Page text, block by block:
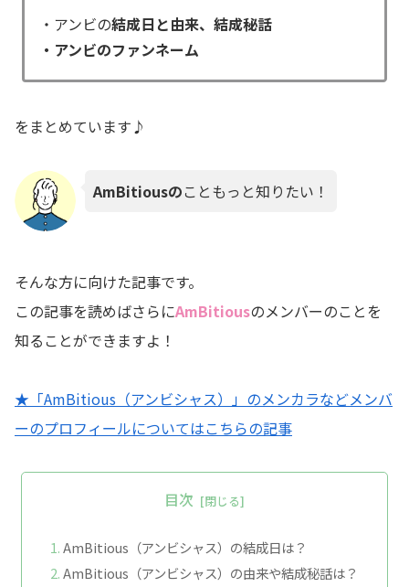
・アンビの結成日と由来、結成秘話
・アンビのファンネーム
をまとめています♪
AmBitiousのこともっと知りたい！
そんな方に向けた記事です。
この記事を読めばさらにAmBitiousのメンバーのことを
知ることができますよ！
★「AmBitious（アンビシャス）」のメンカラなどメンバ
ーのプロフィールについてはこちらの記事
目次
AmBitious（アンビシャス）の結成日は？
AmBitious（アンビシャス）の由来や結成秘話は？